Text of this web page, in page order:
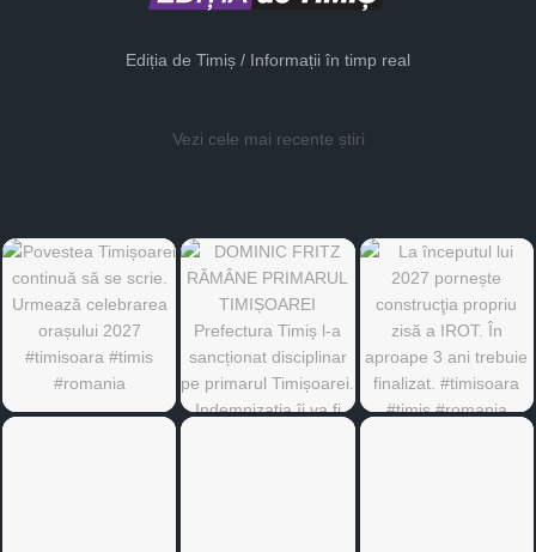
Ediția de Timiș / Informații în timp real
Vezi cele mai recente știri